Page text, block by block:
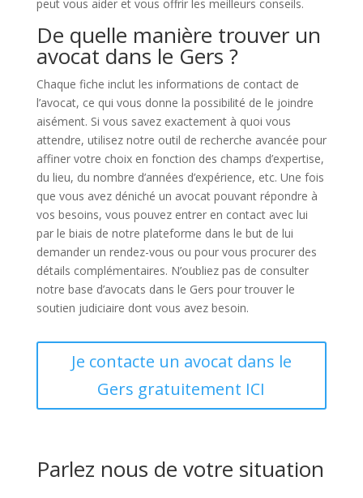
peut vous aider et vous offrir les meilleurs conseils.
De quelle manière trouver un
avocat dans le Gers ?
Chaque fiche inclut les informations de contact de
l’avocat, ce qui vous donne la possibilité de le joindre
aisément. Si vous savez exactement à quoi vous
attendre, utilisez notre outil de recherche avancée pour
affiner votre choix en fonction des champs d’expertise,
du lieu, du nombre d’années d’expérience, etc. Une fois
que vous avez déniché un avocat pouvant répondre à
vos besoins, vous pouvez entrer en contact avec lui
par le biais de notre plateforme dans le but de lui
demander un rendez-vous ou pour vous procurer des
détails complémentaires. N’oubliez pas de consulter
notre base d’avocats dans le Gers pour trouver le
soutien judiciaire dont vous avez besoin.
Je contacte un avocat dans le
Gers gratuitement ICI
Parlez nous de votre situation